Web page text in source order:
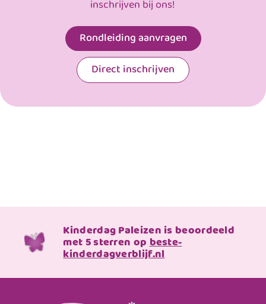
inschrijven bij ons!
Rondleiding aanvragen
Direct inschrijven
Kinderdag Paleizen is beoordeeld
met 5 sterren opbeste-
kinderdagverblijf.nl